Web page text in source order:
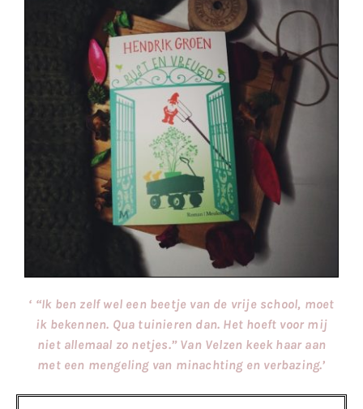
‘ “Ik ben zelf wel een beetje van de vrije school, moet
ik bekennen. Qua tuinieren dan. Het hoeft voor mij
niet allemaal zo netjes.” Van Velzen keek haar aan
met een mengeling van minachting en verbazing.’